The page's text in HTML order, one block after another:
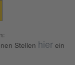
Stellen hier ein